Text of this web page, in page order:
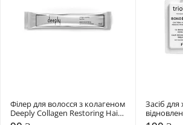
Філер для волосся з колагеном
Deeply Collagen Restoring Hair
Filler
Засіб